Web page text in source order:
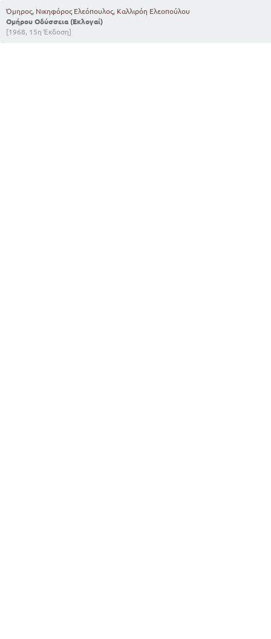
Όμηρος, Νικηφόρος Ελεόπουλος, Καλλιρόη Ελεοπούλου
Ομήρου Οδύσσεια (Εκλογαί)
[1968, 15η Έκδοση]